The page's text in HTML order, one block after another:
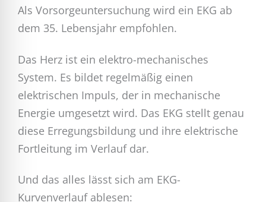
Als Vorsorgeuntersuchung wird ein EKG ab
dem 35. Lebensjahr empfohlen.
Das Herz ist ein elektro-mechanisches
System. Es bildet regelmäßig einen
elektrischen Impuls, der in mechanische
Energie umgesetzt wird. Das EKG stellt genau
diese Erregungsbildung und ihre elektrische
Fortleitung im Verlauf dar.
Und das alles lässt sich am EKG-
Kurvenverlauf ablesen: